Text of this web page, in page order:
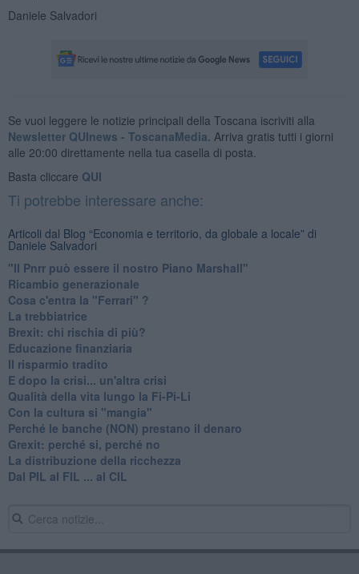
Daniele Salvadori
Se vuoi leggere le notizie principali della Toscana iscriviti alla
Newsletter QUInews - ToscanaMedia. Arriva gratis tutti i giorni
alle 20:00 direttamente nella tua casella di posta.
Basta cliccare QUI
Ti potrebbe interessare anche:
Articoli dal Blog “Economia e territorio, da globale a locale” di
Daniele Salvadori
"Il Pnrr può essere il nostro Piano Marshall"
Ricambio generazionale
Cosa c'entra la "Ferrari" ?
La trebbiatrice
Brexit: chi rischia di più?
Educazione finanziaria
Il risparmio tradito
E dopo la crisi... un'altra crisi
Qualità della vita lungo la Fi-Pi-Li
​Con la cultura si "mangia"
​Perché le banche (NON) prestano il denaro
Grexit: perché si, perché no
La distribuzione della ricchezza
Dal PIL al FIL ... al CIL